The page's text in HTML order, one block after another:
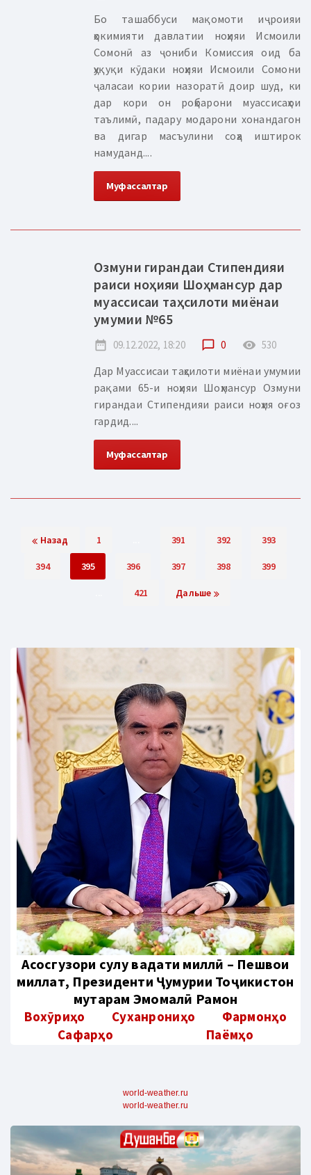
Бо ташаббуси мақомоти иҷроияи
ҳокимияти давлатии ноҳияи Исмоили
Сомонӣ аз ҷониби Комиссия оид ба
ҳуқуқи кӯдаки ноҳияи Исмоили Сомони
ҷаласаи кории назоратӣ доир шуд, ки
дар кори он роҳбарони муассисаҳои
таълимӣ, падару модарони хонандагон
ва дигар масъулини соҳа иштирок
намуданд....
Муфассалтар
Озмуни гирандаи Стипендияи
раиси ноҳияи Шоҳмансур дар
муассисаи таҳсилоти миёнаи
умумии №65
date_range 09.12.2022, 18:20 chat_bubble_outline 0 remove_red_eye 530
Дар Муассисаи таҳсилоти миёнаи умумии
рақами 65-и ноҳияи Шоҳмансур Озмуни
гирандаи Стипендияи раиси ноҳия оғоз
гардид....
Муфассалтар
Назад 1 391 392 393
394 395 396 397 398 399
421 Дальше
Aсосгузори сулҳу ваҳдати миллӣ – Пешвои
миллат, Президенти Ҷумҳурии Тоҷикистон
муҳтарам Эмомалӣ Раҳмон
Вохӯриҳо Суханрониҳо
Фармонҳо
Сафарҳо
Паёмҳо
world-weather.ru
world-weather.ru